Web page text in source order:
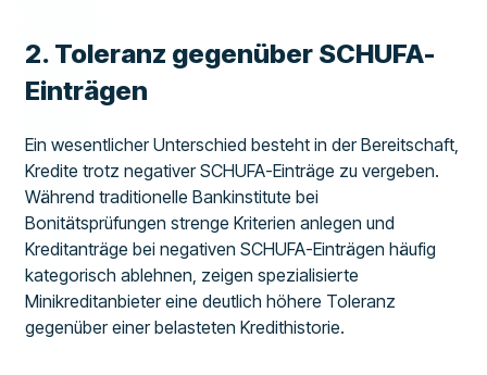
2. Toleranz gegenüber SCHUFA-
Einträgen
Ein wesentlicher Unterschied besteht in der Bereitschaft,
Kredite trotz negativer SCHUFA-Einträge zu vergeben.
Während traditionelle Bankinstitute bei
Bonitätsprüfungen strenge Kriterien anlegen und
Kreditanträge bei negativen SCHUFA-Einträgen häufig
kategorisch ablehnen, zeigen spezialisierte
Minikreditanbieter eine deutlich höhere Toleranz
gegenüber einer belasteten Kredithistorie.